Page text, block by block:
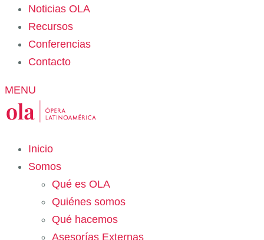
Noticias OLA
Recursos
Conferencias
Contacto
MENU
Inicio
Somos
Qué es OLA
Quiénes somos
Qué hacemos
Asesorías Externas